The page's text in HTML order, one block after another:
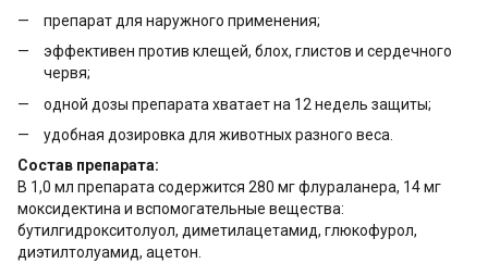
препарат для наружного применения;
эффективен против клещей, блох, глистов и сердечного
червя;
одной дозы препарата хватает на 12 недель защиты;
удобная дозировка для животных разного веса.
Состав препарата:
В 1,0 мл препарата содержится 280 мг флураланера, 14 мг
моксидектина и вспомогательные вещества:
бутилгидрокситолуол, диметилацетамид, глюкофурол,
диэтилтолуамид, ацетон.